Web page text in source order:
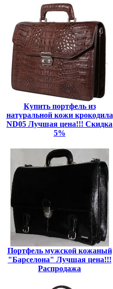
Купить портфель из
натуральной кожи крокодила
ND05 Лучшая цена!!! Скидка
5%
Портфель мужской кожаный
"Барселона" Лучшая цена!!!
Распродажа